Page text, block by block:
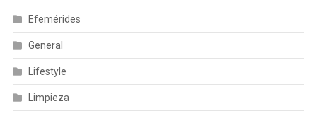
Efemérides
General
Lifestyle
Limpieza